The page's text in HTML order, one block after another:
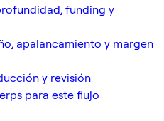
funding y
apalancamiento y margen
y revisión
para este flujo